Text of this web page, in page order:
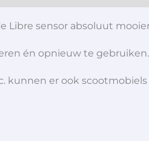
Libre sensor absoluut
én opnieuw te gebruiken.
kunnen er ook